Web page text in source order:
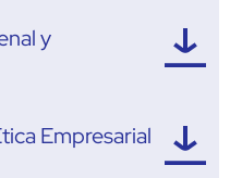
y
Empresarial